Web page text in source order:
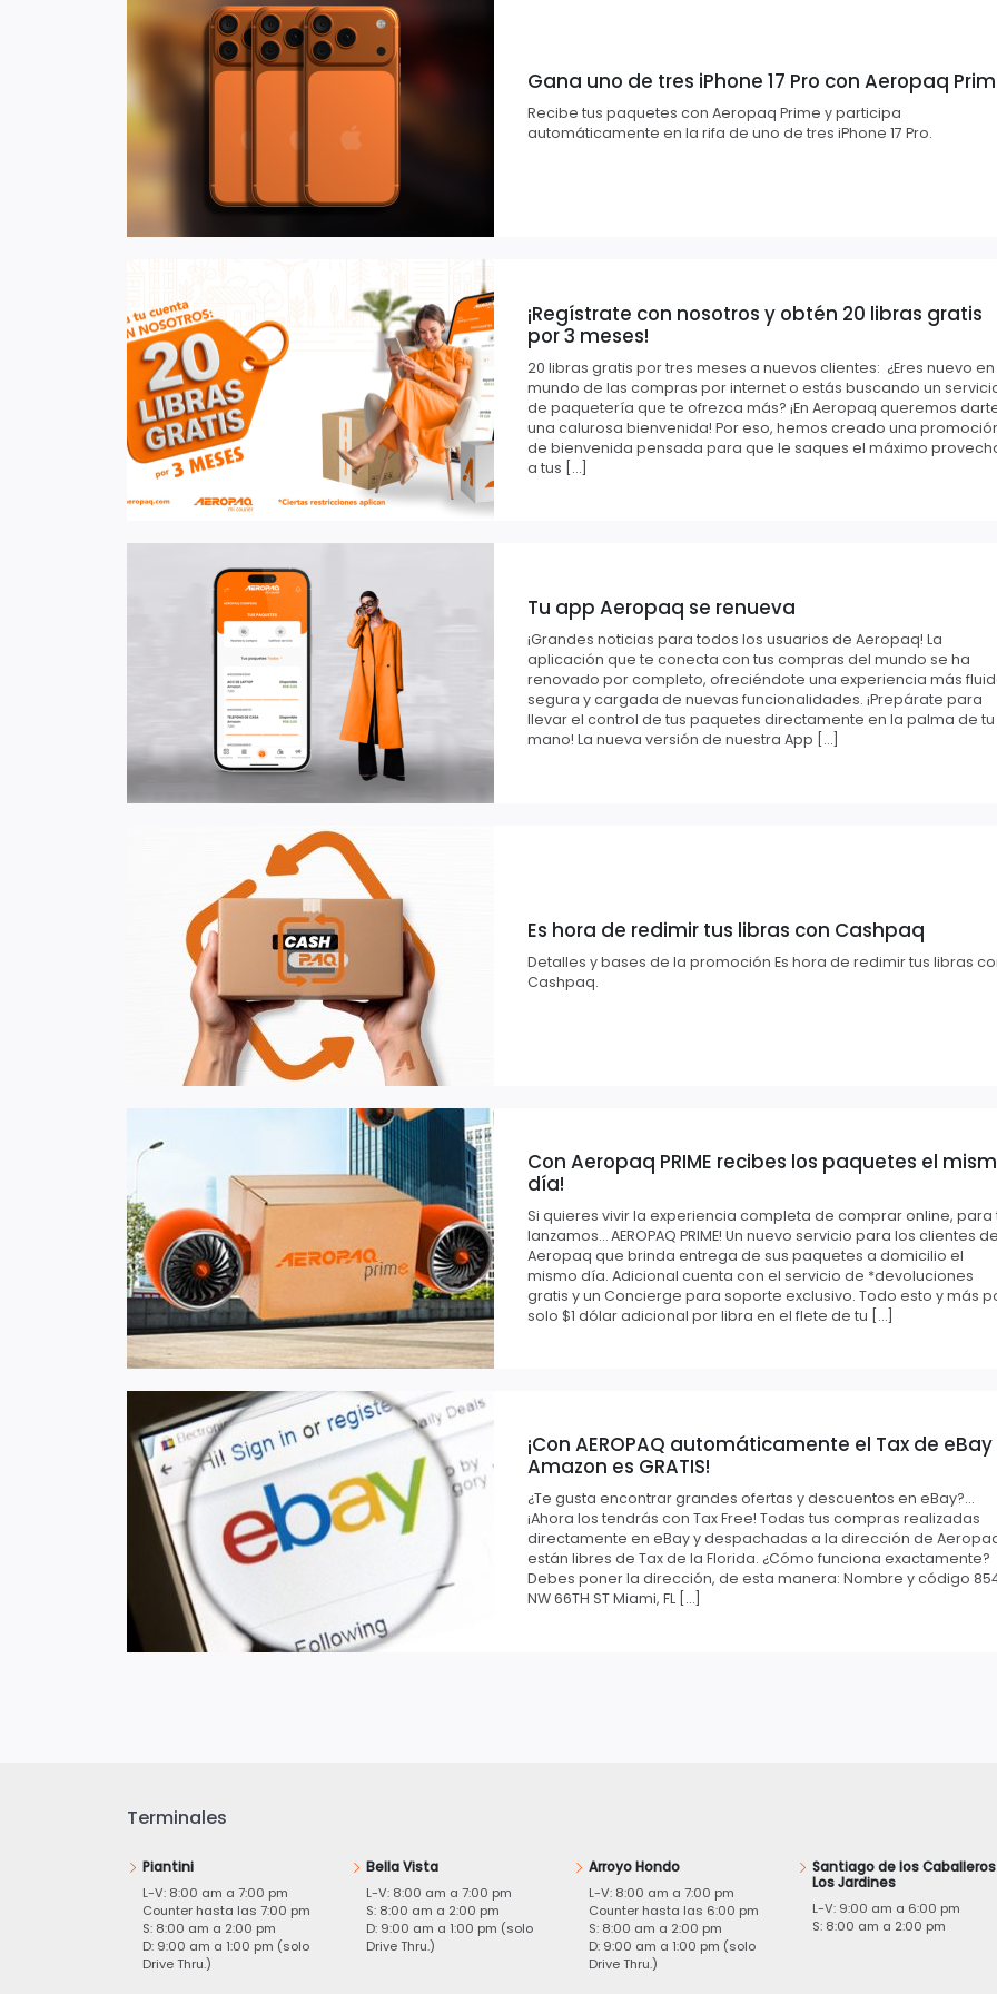
Gana uno de tres iPhone 17 Pro con Aeropaq
Recibe tus paquetes con Aeropaq Prime y participa
automáticamente en la rifa de uno de tres iPhone 17 Pro.
¡Regístrate con nosotros y obtén 20 libras gratis
por 3 meses!
20 libras gratis por tres meses a nuevos clientes: ¿Eres nuevo en
mundo de las compras por internet o estás buscando un
de paquetería que te ofrezca más? ¡En Aeropaq queremos
una calurosa bienvenida! Por eso, hemos creado una
de bienvenida pensada para que le saques el máximo
a tus […]
Tu app Aeropaq se renueva
¡Grandes noticias para todos los usuarios de Aeropaq! La
aplicación que te conecta con tus compras del mundo se ha
renovado por completo, ofreciéndote una experiencia más
segura y cargada de nuevas funcionalidades. ¡Prepárate para
llevar el control de tus paquetes directamente en la palma de tu
mano! La nueva versión de nuestra App […]
Es hora de redimir tus libras con Cashpaq
Detalles y bases de la promoción Es hora de redimir tus libras
Cashpaq.
Con Aeropaq PRIME recibes los paquetes el
día!
Si quieres vivir la experiencia completa de comprar online, para
lanzamos… AEROPAQ PRIME! Un nuevo servicio para los clientes de
Aeropaq que brinda entrega de sus paquetes a domicilio el
mismo día. Adicional cuenta con el servicio de *devoluciones
gratis y un Concierge para soporte exclusivo. Todo esto y más
solo $1 dólar adicional por libra en el flete de tu […]
¡Con AEROPAQ automáticamente el Tax de eBay
Amazon es GRATIS!
¿Te gusta encontrar grandes ofertas y descuentos en eBay?…
¡Ahora los tendrás con Tax Free! Todas tus compras realizadas
directamente en eBay y despachadas a la dirección de
están libres de Tax de la Florida. ¿Cómo funciona exactamente?
Debes poner la dirección, de esta manera: Nombre y código
NW 66TH ST Miami, FL […]
Terminales
Piantini
L-V: 8:00 am a 7:00 pm
Counter hasta las 7:00 pm
S: 8:00 am a 2:00 pm
D: 9:00 am a 1:00 pm (solo
Drive Thru.)
Bella Vista
L-V: 8:00 am a 7:00 pm
S: 8:00 am a 2:00 pm
D: 9:00 am a 1:00 pm (solo
Drive Thru.)
Arroyo Hondo
L-V: 8:00 am a 7:00 pm
Counter hasta las 6:00 pm
S: 8:00 am a 2:00 pm
D: 9:00 am a 1:00 pm (solo
Drive Thru.)
Santiago de los
Los Jardines
L-V: 9:00 am a 6:00 pm
S: 8:00 am a 2:00 pm